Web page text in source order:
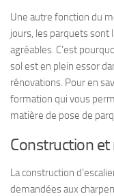
Une autre fonction du
jours, les parquets sont
agréables. C’est
sol est en plein essor
rénovations. Pour en
formation qui vous
matière de pose de
Construction et
La construction
demandées aux